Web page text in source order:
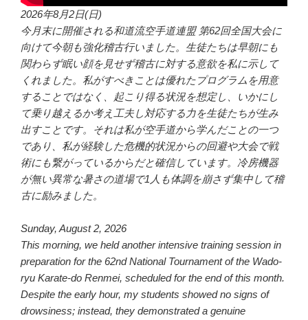
2026年8月2日(日)
今月末に開催される和道流空手道連盟 第62回全国大会に
向けて今朝も強化稽古行いました。生徒たちは早朝にも
関わらず眠い顔を見せず稽古に対する意欲を私に示して
くれました。私がすべきことは優れたプログラムを用意
することではなく、起こり得る状況を想定し、いかにし
て乗り越えるか考え工夫し対応する力を生徒たちが生み
出すことです。それは私が空手道から学んだことの一つ
であり、私が経験した危機的状況からの回避や大会で戦
術にも繋がっているからだと確信しています。冷房機器
が無い異常な暑さの道場で1人も体調を崩さず集中して稽
古に励みました。
Sunday, August 2, 2026
This morning, we held another intensive training session in
preparation for the 62nd National Tournament of the Wado-
ryu Karate-do Renmei, scheduled for the end of this month.
Despite the early hour, my students showed no signs of
drowsiness; instead, they demonstrated a genuine